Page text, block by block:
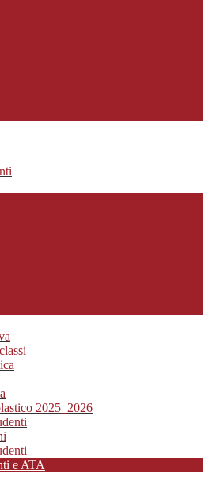
2025_2026
e ATA